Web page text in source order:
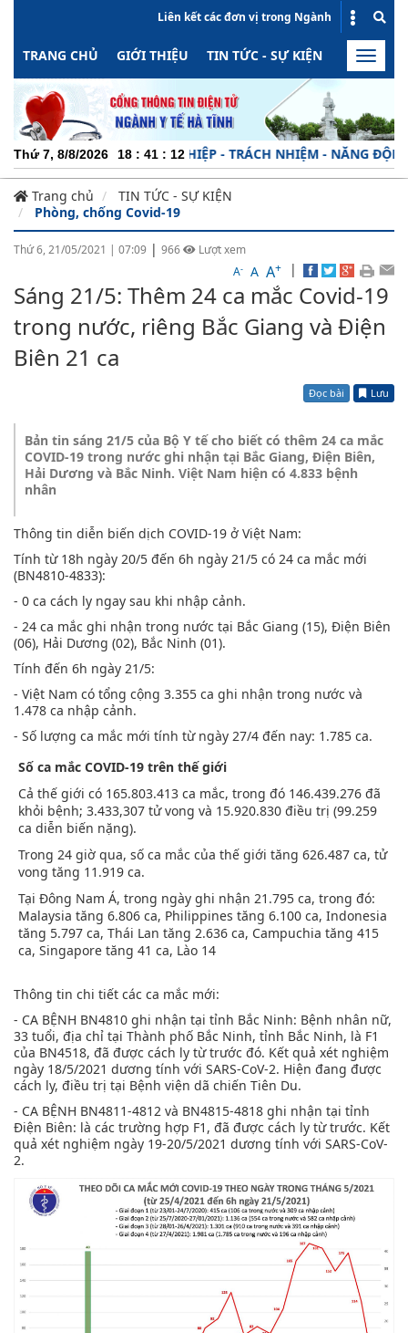
Liên kết các đơn vị trong Ngành
TRANG CHỦ GIỚI THIỆU TIN TỨC - SỰ KIỆN HOẠT
Toggle
Thứ 7, 8/8/2026 18 : 41 : 12
CHUYÊN NGHIỆP - TRÁCH NHIỆM - NĂNG ĐỘNG -
Trang chủ
TIN TỨC - SỰ KIỆN
Phòng, chống Covid-19
Thứ 6, 21/05/2021 | 07:09 | 966
Lượt xem
A- A A+ |
Sáng 21/5: Thêm 24 ca mắc Covid-19
trong nước, riêng Bắc Giang và Điện
Biên 21 ca
Đọc bài Lưu
Bản tin sáng 21/5 của Bộ Y tế cho biết có thêm 24 ca mắc
COVID-19 trong nước ghi nhận tại Bắc Giang, Điện Biên,
Hải Dương và Bắc Ninh. Việt Nam hiện có 4.833 bệnh
nhân
Thông tin diễn biến dịch COVID-19 ở Việt Nam:
Tính từ 18h ngày 20/5 đến 6h ngày 21/5 có 24 ca mắc mới
(BN4810-4833):
- 0 ca cách ly ngay sau khi nhập cảnh.
- 24 ca mắc ghi nhận trong nước tại Bắc Giang (15), Điện Biên
(06), Hải Dương (02), Bắc Ninh (01).
Tính đến 6h ngày 21/5:
- Việt Nam có tổng cộng 3.355 ca ghi nhận trong nước và
1.478 ca nhập cảnh.
- Số lượng ca mắc mới tính từ ngày 27/4 đến nay: 1.785 ca.
Số ca mắc COVID-19 trên thế giới
Cả thế giới có 165.803.413 ca mắc, trong đó 146.439.276 đã
khỏi bệnh; 3.433,307 tử vong và 15.920.830 điều trị (99.259
ca diễn biến nặng).
Trong 24 giờ qua, số ca mắc của thế giới tăng 626.487 ca, tử
vong tăng 11.919 ca.
Tại Đông Nam Á, trong ngày ghi nhận 21.795 ca, trong đó:
Malaysia tăng 6.806 ca, Philippines tăng 6.100 ca, Indonesia
tăng 5.797 ca, Thái Lan tăng 2.636 ca, Campuchia tăng 415
ca, Singapore tăng 41 ca, Lào 14
Thông tin chi tiết các ca mắc mới:
- CA BỆNH BN4810 ghi nhận tại tỉnh Bắc Ninh: Bệnh nhân nữ,
33 tuổi, địa chỉ tại Thành phố Bắc Ninh, tỉnh Bắc Ninh, là F1
của BN4518, đã được cách ly từ trước đó. Kết quả xét nghiệm
ngày 18/5/2021 dương tính với SARS-CoV-2. Hiện đang được
cách ly, điều trị tại Bệnh viện dã chiến Tiên Du.
- CA BỆNH BN4811-4812 và BN4815-4818 ghi nhận tại tỉnh
Điện Biên: là các trường hợp F1, đã được cách ly từ trước. Kết
quả xét nghiệm ngày 19-20/5/2021 dương tính với SARS-CoV-
2.